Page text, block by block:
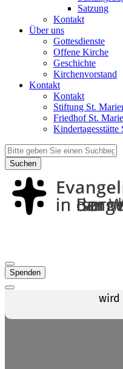
Satzung
Kontakt
Über uns
Gottesdienste
Offene Kirche
Geschichte
Kirchenvorstand
Kontakt
Kontakt
Stiftung St.
Friedhof St.
Kindertagesstätte
Suchen
Spenden